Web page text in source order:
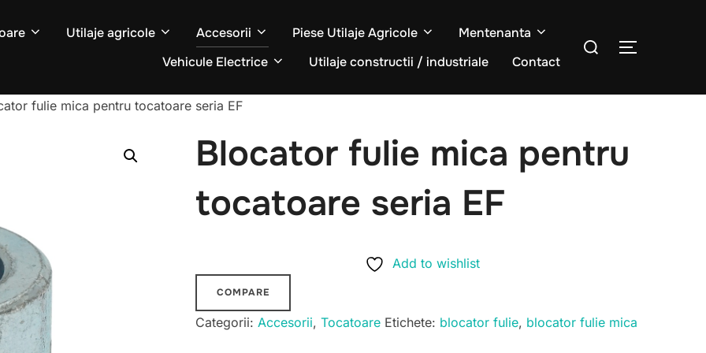
Utilaje agricole Accesorii Piese Utilaje Agricole
Mentenanta
Vehicule Electrice
Utilaje constructii / industriale Contact
Caută
COMUTĂ
fulie mica pentru tocatoare seria EF
Blocator fulie mica pentru
tocatoare seria EF
Add to wishlist
COMPARE
Categorii: Accesorii, Tocatoare Etichete: blocator fulie, blocator fulie mica